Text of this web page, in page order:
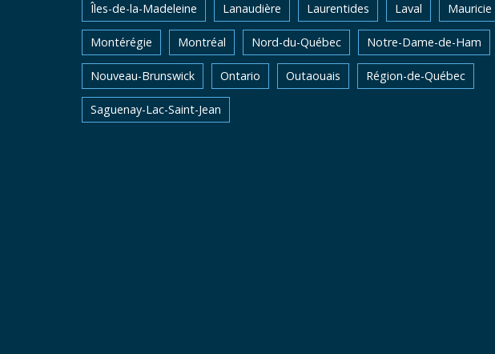
Îles-de-la-Madeleine Lanaudière Laurentides Laval Mauricie
Montérégie Montréal Nord-du-Québec Notre-Dame-de-Ham
Nouveau-Brunswick Ontario Outaouais Région-de-Québec
Saguenay-Lac-Saint-Jean